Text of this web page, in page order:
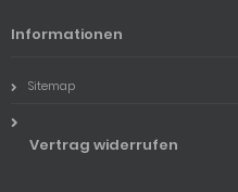
Informationen
Sitemap
Vertrag widerrufen